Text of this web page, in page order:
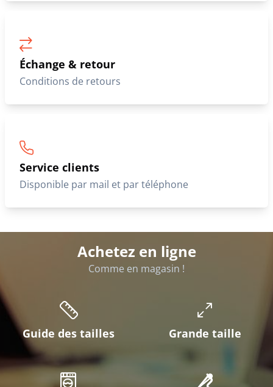
Échange & retour
Conditions de retours
Service clients
Disponible par mail et par téléphone
Achetez en ligne
Comme en magasin !
Guide des tailles Grande taille